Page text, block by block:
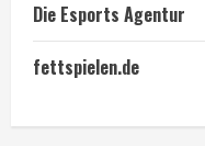
Die Esports Agentur
fettspielen.de